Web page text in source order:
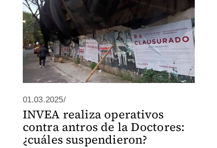
01.03.2025/
INVEA realiza operativos
contra antros de la Doctores:
¿cuáles suspendieron?